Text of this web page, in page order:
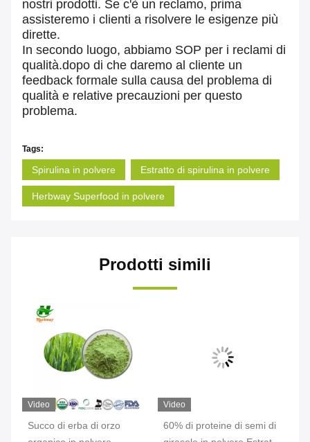
nostri prodotti. Se c'è un reclamo, prima
assisteremo i clienti a risolvere le esigenze più
dirette.
In secondo luogo, abbiamo SOP per i reclami di
qualità.dopo di che daremo al cliente un
feedback formale sulla causa del problema di
qualità e relative precauzioni per questo
problema.
Tags:
Spirulina in polvere Estratto di spirulina in polvere
Herbway Superfood in polvere
Prodotti simili
Video
Succo di erba di orzo
Video
60% di proteine di semi di